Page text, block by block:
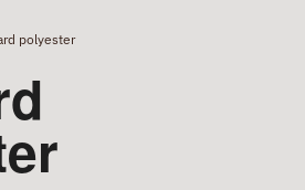
polyester